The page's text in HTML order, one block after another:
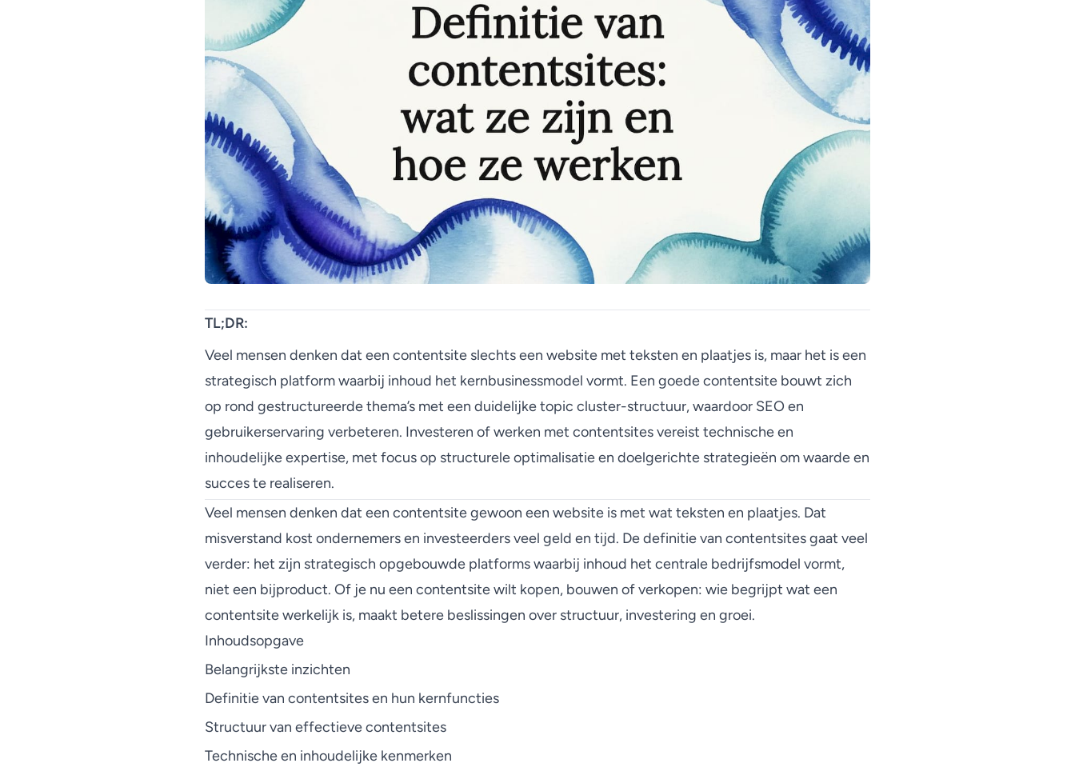
TL;DR:
Veel mensen denken dat een contentsite slechts een website met teksten en plaatjes is, maar het is een
strategisch platform waarbij inhoud het kernbusinessmodel vormt. Een goede contentsite bouwt zich
op rond gestructureerde thema’s met een duidelijke topic cluster-structuur, waardoor SEO en
gebruikerservaring verbeteren. Investeren of werken met contentsites vereist technische en
inhoudelijke expertise, met focus op structurele optimalisatie en doelgerichte strategieën om waarde en
succes te realiseren.
Veel mensen denken dat een contentsite gewoon een website is met wat teksten en plaatjes. Dat
misverstand kost ondernemers en investeerders veel geld en tijd. De definitie van contentsites gaat veel
verder: het zijn strategisch opgebouwde platforms waarbij inhoud het centrale bedrijfsmodel vormt,
niet een bijproduct. Of je nu een contentsite wilt kopen, bouwen of verkopen: wie begrijpt wat een
contentsite werkelijk is, maakt betere beslissingen over structuur, investering en groei.
Inhoudsopgave
Belangrijkste inzichten
Definitie van contentsites en hun kernfuncties
Structuur van effectieve contentsites
Technische en inhoudelijke kenmerken